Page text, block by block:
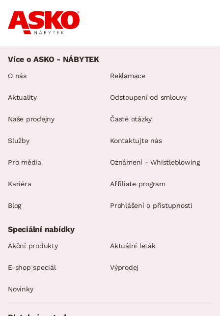
Více o ASKO - NÁBYTEK
O nás
Aktuality
Naše prodejny
Služby
Pro média
Kariéra
Blog
Reklamace
Odstoupení od smlouvy
Časté otázky
Kontaktujte nás
Oznámení - Whistleblowing
Affiliate program
Prohlášení o přístupnosti
Speciální nabídky
Akční produkty Aktuální leták
E-shop speciál Výprodej
Novinky